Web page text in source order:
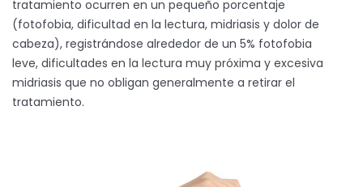
tratamiento ocurren en un pequeño porcentaje
(fotofobia, dificultad en la lectura, midriasis y dolor de
cabeza), registrándose alrededor de un 5% fotofobia
leve, dificultades en la lectura muy próxima y excesiva
midriasis que no obligan generalmente a retirar el
tratamiento.